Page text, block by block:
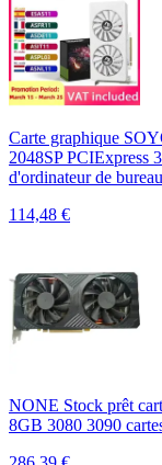
Carte graphique
2048SP PCIExpress
d'ordinateur de
114,48 €
NONE Stock prêt
8GB 3080 3090